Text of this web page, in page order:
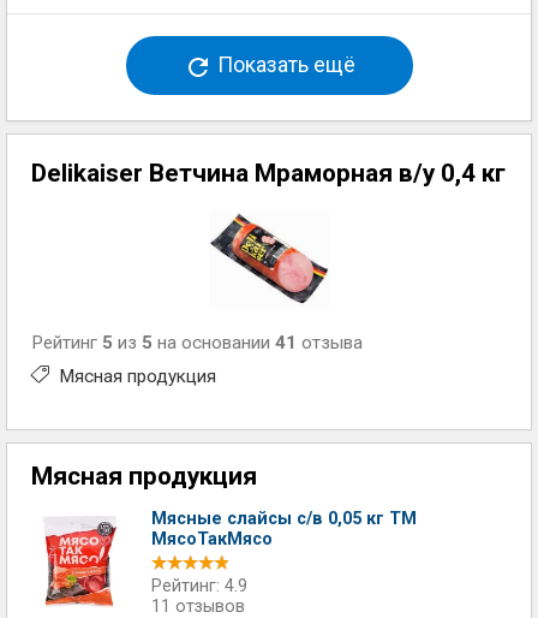
Показать ещё
Delikaiser Ветчина Мраморная в/у 0,4 кг
Рейтинг 5 из 5 на основании 41 отзыва
Мясная продукция
Мясная продукция
Мясные слайсы с/в 0,05 кг ТМ
МясоТакМясо
Рейтинг: 4.9
11 отзывов